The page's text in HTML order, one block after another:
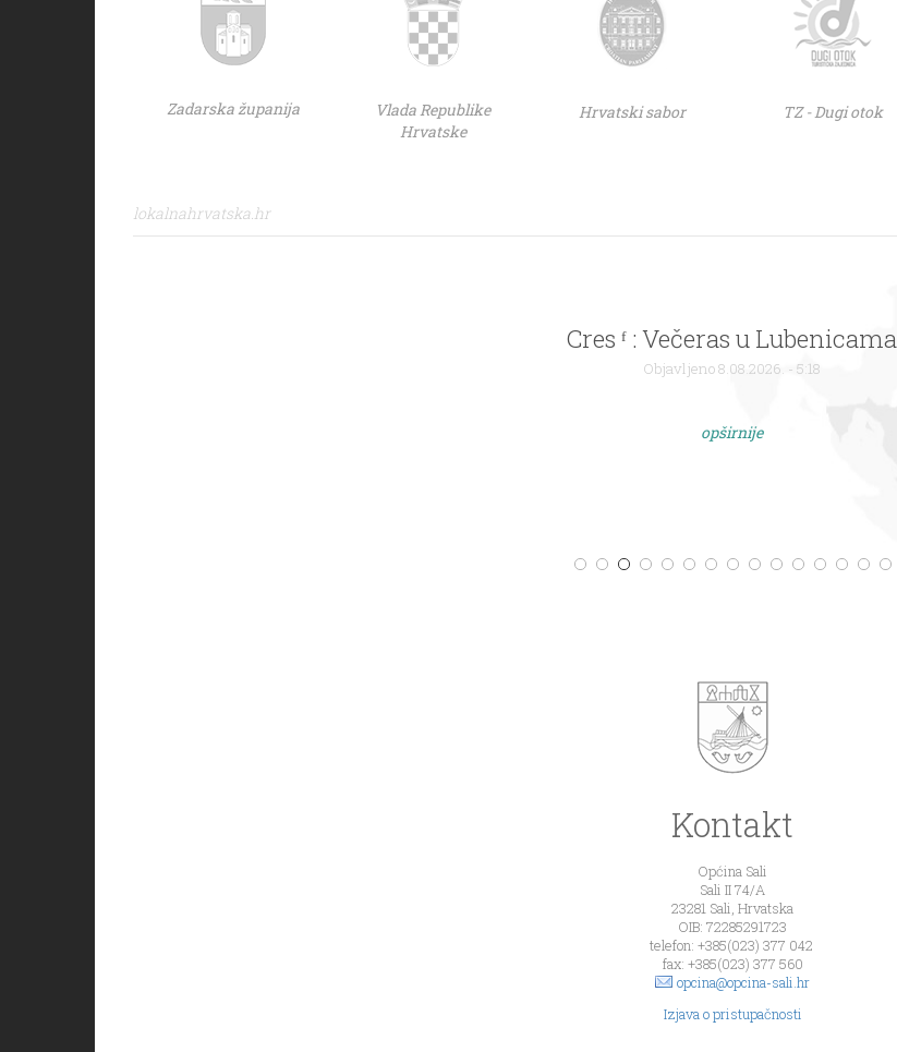
Zadarska županija
Vlada Republike
Hrvatske
Hrvatski sabor TZ - Dugi otok
lokalnahrvatska.hr
Cres ᶠ : Večeras u Lubenicama
Objavljeno 8.08.2026. - 5:18
opširnije
Kontakt
Općina Sali
Sali II 74/A
23281 Sali, Hrvatska
OIB: 72285291723
telefon: +385(023) 377 042
fax: +385(023) 377 560
opcina@opcina-sali.hr
Izjava o pristupačnosti